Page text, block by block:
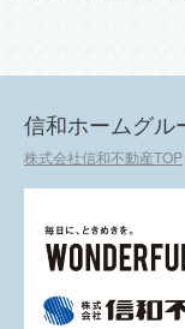
信和ホームグル
株式会社信和不動産TOP